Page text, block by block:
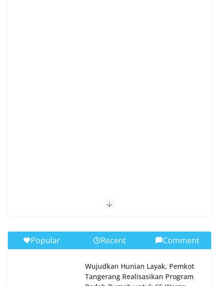
Popular Recent Comment
Wujudkan Hunian Layak, Pemkot
Tangerang Realisasikan Program